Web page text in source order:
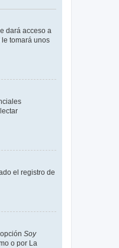
dará acceso a
tomará unos
el registro de
Soy
o por La